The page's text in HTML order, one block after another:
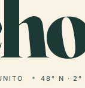
48° N · 2°